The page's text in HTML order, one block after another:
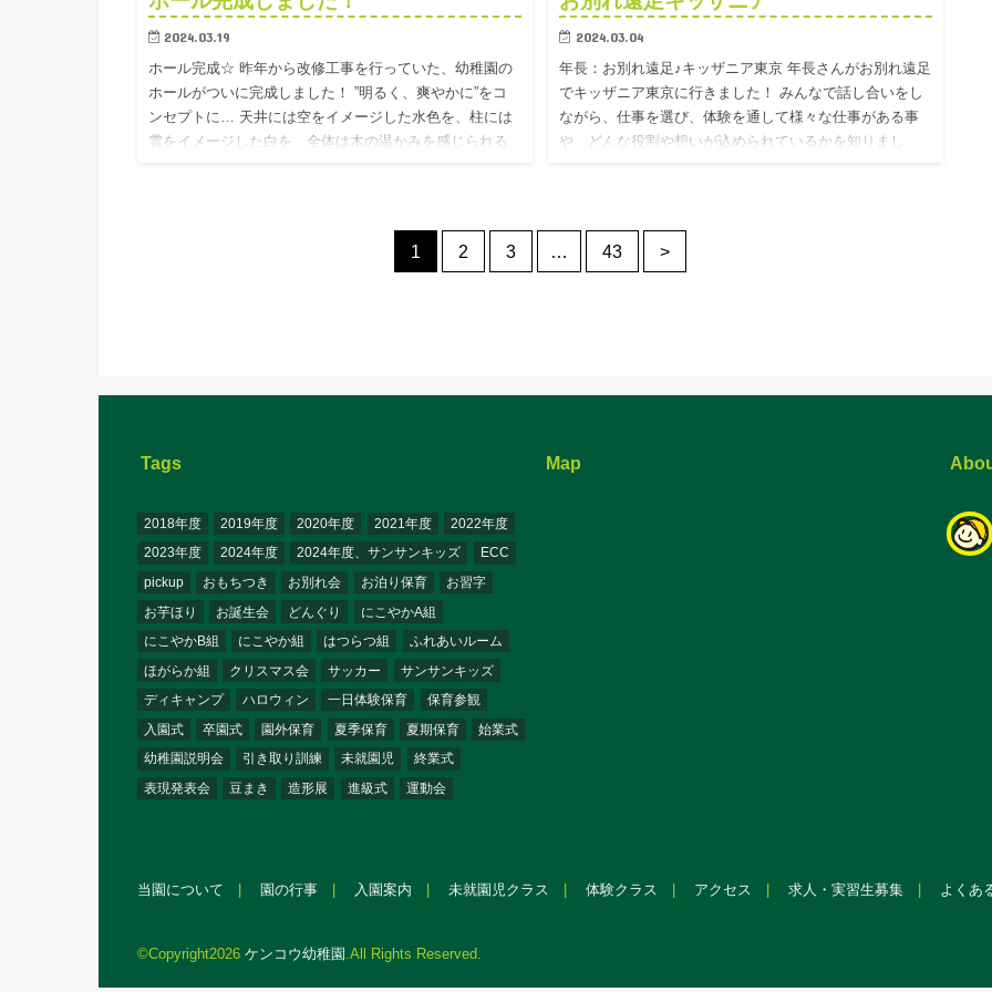
2024.03.19
ホール完成☆ 昨年から改修工事を行っていた、幼稚園の
ホールがついに完成しました！ ”明るく、爽やかに”をコ
ンセプトに… 天井には空をイメージした水色を、柱には
雲をイメージした白を、全体は木の温かみを感じられる
2024.03.04
年長：お別れ遠足♪キッザニア東京 年長さんがお別れ遠足
でキッザニア東京に行きました！ みんなで話し合いをし
ながら、仕事を選び、体験を通して様々な仕事がある事
や、どんな役割や想いが込められているかを知りまし
1 2 3 … 43 >
Tags
2018年度 2019年度 2020年度 2021年度
2022年度
2023年度
2024年度 2024年度、サンサンキッズ
ECC
pickup
おもちつき お別れ会 お泊り保育
お習字
お芋ほり
お誕生会 どんぐり
にこやかA組
にこやかB組
にこやか組 はつらつ組
ふれあいルーム
ほがらか組
クリスマス会 サッカー
サンサンキッズ
ディキャンプ
ハロウィン 一日体験保育
保育参観
入園式
卒園式 園外保育 夏季保育 夏期保育
始業式
幼稚園説明会
引き取り訓練 未就園児
終業式
表現発表会
豆まき 造形展 進級式 運動会
Map
当園について 園の行事 入園案内 未就園児クラス 体験クラス アクセス 求人・実習生募集 よくあ
©Copyright2026 ケンコウ幼稚園 .All Rights Reserved.